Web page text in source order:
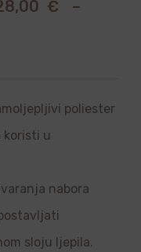
€
–
poliester
koristi u
nabora
sloju ljepila.